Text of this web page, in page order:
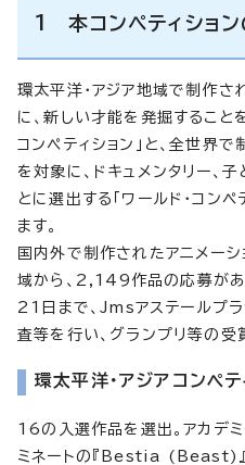
1 本コンペティション
環太平洋・アジア地域で制作さ
に、新しい才能を発掘すること
コンペティション」と、全世界
を対象に、ドキュメンタリー、
とに選出する「ワールド・コン
ます。
国内外で制作されたアニメー
域から、2,149作品の応募が
21日まで、Jmsアステールプ
査等を行い、グランプリ等の受
環太平洋・アジアコンペテ
16の入選作品を選出。アカデ
ミネートの『Bestia